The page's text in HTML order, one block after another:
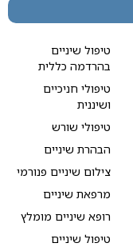
טיפול שיניים
בהרדמה כללית
טיפולי חניכיים
ושיננית
טיפולי שורש
הבהרת שיניים
צילום שיניים פנורמי
מרפאת שיניים
רופא שיניים מומלץ
טיפול שיניים